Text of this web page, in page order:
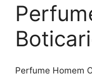
Perfume Homem